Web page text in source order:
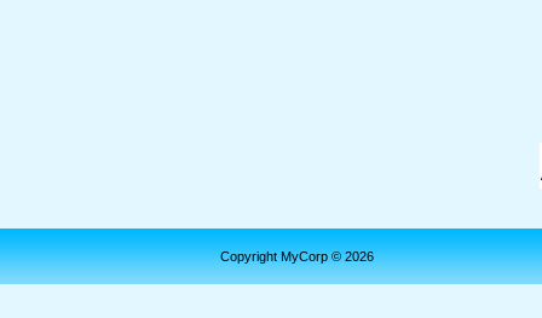
Copyright MyCorp © 2026